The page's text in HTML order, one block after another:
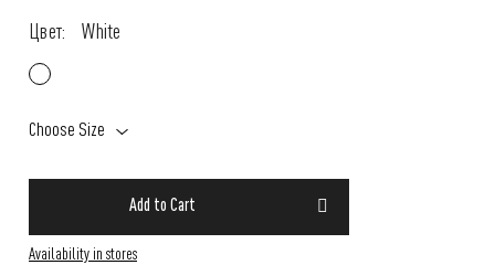
Цвет:
White
Choose Size
Add to Cart
Availability in stores